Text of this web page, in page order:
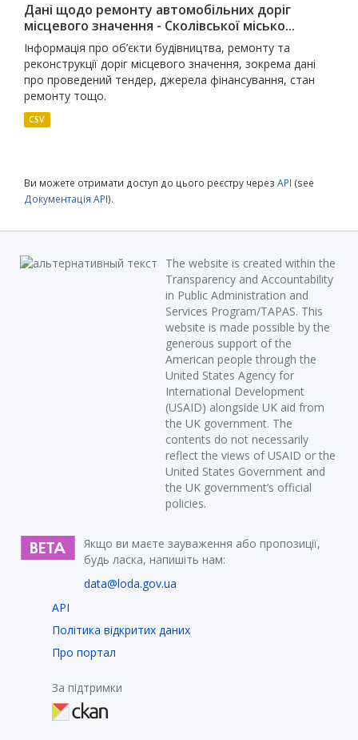
Дані щодо ремонту автомобільних доріг
місцевого значення - Сколівської місько...
Інформація про об’єкти будівництва, ремонту та
реконструкції доріг місцевого значення, зокрема дані
про проведений тендер, джерела фінансування, стан
ремонту тощо.
CSV
Ви можете отримати доступ до цього реєстру через API (see
Документація API).
The website is created within the
Transparency and Accountability
in Public Administration and
Services Program/TAPAS. This
website is made possible by the
generous support of the
American people through the
United States Agency for
International Development
(USAID) alongside UK aid from
the UK government. The
contents do not necessarily
reflect the views of USAID or the
United States Government and
the UK government’s official
policies.
Якщо ви маєте зауваження або пропозиції,
будь ласка, напишіть нам:
data@loda.gov.ua
API
Політика відкритих даних
Про портал
За підтримки